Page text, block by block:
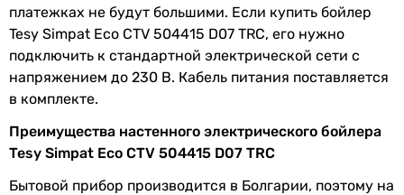
Установка вертикальная
Монтаж настенный
воды
Диаметр
1/2 ″
платежках не будут большими. Если купить бойлер
Tesy Simpat Eco CTV 504415 D07 TRC, его нужно
подключить к стандартной электрической сети с
напряжением до 230 В. Кабель питания поставляется
в комплекте.
Преимущества настенного электрического бойлера
Tesy Simpat Eco CTV 504415 D07 TRC
Бытовой прибор производится в Болгарии, поэтому на